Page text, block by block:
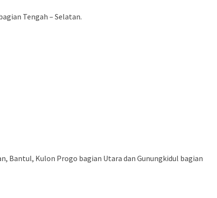
Tengah – Selatan.
Bantul, Kulon Progo bagian Utara dan Gunungkidul bagian